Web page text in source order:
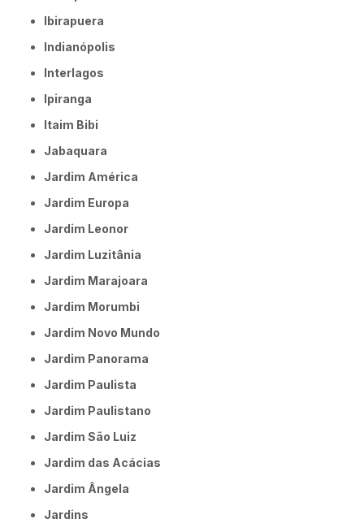
Ibirapuera
Indianópolis
Interlagos
Ipiranga
Itaim Bibi
Jabaquara
Jardim América
Jardim Europa
Jardim Leonor
Jardim Luzitânia
Jardim Marajoara
Jardim Morumbi
Jardim Novo Mundo
Jardim Panorama
Jardim Paulista
Jardim Paulistano
Jardim São Luiz
Jardim das Acácias
Jardim Ângela
Jardins